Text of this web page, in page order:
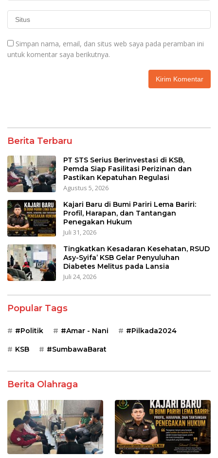
Simpan nama, email, dan situs web saya pada peramban ini
untuk komentar saya berikutnya.
Berita Terbaru
PT STS Serius Berinvestasi di KSB,
Pemda Siap Fasilitasi Perizinan dan
Pastikan Kepatuhan Regulasi
Agustus 5, 2026
Kajari Baru di Bumi Pariri Lema Bariri:
Profil, Harapan, dan Tantangan
Penegakan Hukum
Juli 31, 2026
Tingkatkan Kesadaran Kesehatan, RSUD
Asy-Syifa’ KSB Gelar Penyuluhan
Diabetes Melitus pada Lansia
Juli 24, 2026
Popular Tags
#Politik #Amar - Nani #Pilkada2024
KSB #SumbawaBarat
Berita Olahraga